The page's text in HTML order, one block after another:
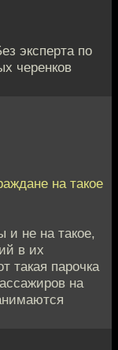
эксперта по
черенков
на такое
и не на такое,
в их
такая парочка
на